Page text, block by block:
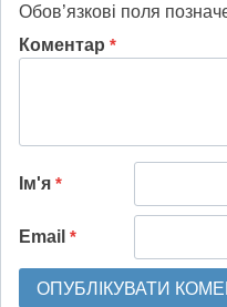
Обов’язкові поля
Коментар *
Ім'я *
Email *